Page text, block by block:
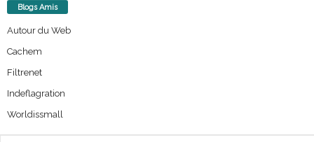
Blogs Amis
Autour du Web
Cachem
Filtrenet
Indeflagration
Worldissmall